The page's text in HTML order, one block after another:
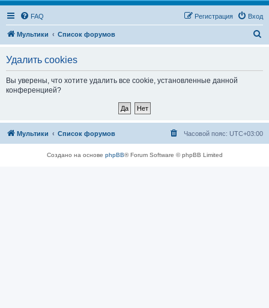
FAQ Вход
Регистрация
Мультики Список форумов
Удалить cookies
Вы уверены, что хотите удалить все cookie, установленные данной
конференцией?
Мультики Список форумов Часовой пояс: UTC+03:00
Создано на основе phpBB® Forum Software © phpBB Limited